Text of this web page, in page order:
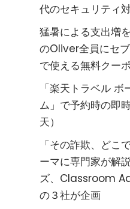
代のセキュリティ
猛暑による支出増
のOliver全員にセ
で使える無料クー
「楽天トラベル ボ
ム」で予約時の即
天）
「その詐欺、どこ
ーマに専門家が解
ズ、Classroom
の３社が企画